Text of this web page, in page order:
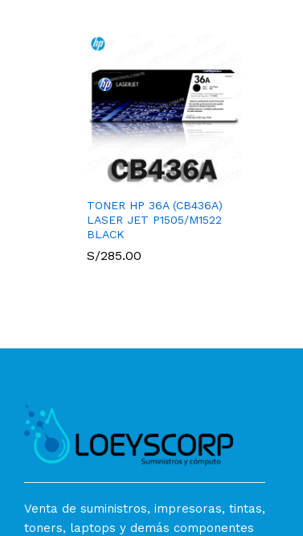
TONER HP 36A (CB436A)
LASER JET P1505/M1522
BLACK
S/285.00
Venta de suministros, impresoras, tintas,
toners, laptops y demás componentes